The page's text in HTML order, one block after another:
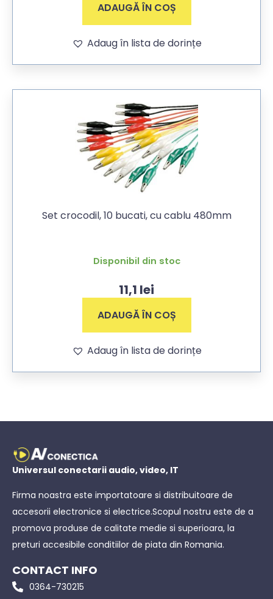
ADAUGĂ ÎN COȘ
Adaug în lista de dorințe
Set crocodil, 10 bucati, cu cablu 480mm
Disponibil din stoc
11,1 lei
ADAUGĂ ÎN COȘ
Adaug în lista de dorințe
Universul conectarii audio, video, IT
Firma noastra este importatoare si distribuitoare de
accesorii electronice si electrice.Scopul nostru este de a
promova produse de calitate medie si superioara, la
preturi accesibile conditiilor de piata din Romania.
CONTACT INFO
0364-730215